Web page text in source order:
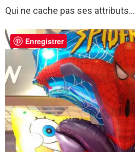
Qui ne cache pas ses attributs…
Enregistrer